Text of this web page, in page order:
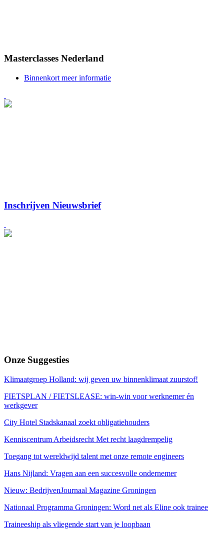
Masterclasses Nederland
Binnenkort meer informatie
Inschrijven Nieuwsbrief
Onze Suggesties
Klimaatgroep Holland: wij geven uw binnenklimaat zuurstof!
FIETSPLAN / FIETSLEASE: win-win voor werknemer én
werkgever
City Hotel Stadskanaal zoekt obligatiehouders
Kenniscentrum Arbeidsrecht Met recht laagdrempelig
Toegang tot wereldwijd talent met onze remote engineers
Hans Nijland: Vragen aan een succesvolle ondernemer
Nieuw: BedrijvenJournaal Magazine Groningen
Nationaal Programma Groningen: Word net als Eline ook trainee
Traineeship als vliegende start van je loopbaan